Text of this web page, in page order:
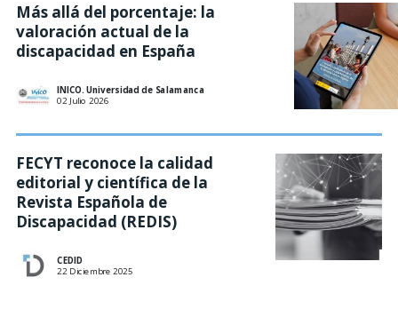
Más allá del porcentaje: la
valoración actual de la
discapacidad en España
INICO. Universidad de Salamanca
02 Julio 2026
FECYT reconoce la calidad
editorial y científica de la
Revista Española de
Discapacidad (REDIS)
CEDID
22 Diciembre 2025